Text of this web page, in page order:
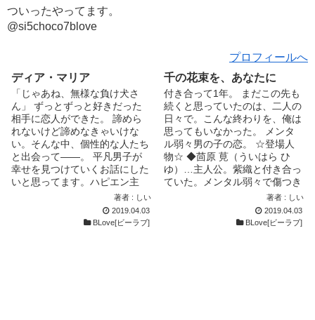
ついったやってます。
@si5choco7blove
プロフィールへ
ディア・マリア
「じゃあね、無様な負け犬さ
ん」 ずっとずっと好きだった
相手に恋人ができた。 諦めら
れないけど諦めなきゃいけな
い。そんな中、個性的な人たち
と出会って――。 平凡男子が
幸せを見つけていくお話にした
いと思ってます。ハピエン主
著者 : しい
2019.04.03
BLove[ビーラブ]
千の花束を、あなたに
付き合って1年。 まだこの先も
続くと思っていたのは、二人の
日々で。こんな終わりを、俺は
思ってもいなかった。 メンタ
ル弱々男の子の恋。 ☆登場人
物☆ ◆茴原 莧（ういはら ひ
ゆ）…主人公。紫織と付き合っ
ていた。メンタル弱々で傷つき
著者 : しい
2019.04.03
BLove[ビーラブ]